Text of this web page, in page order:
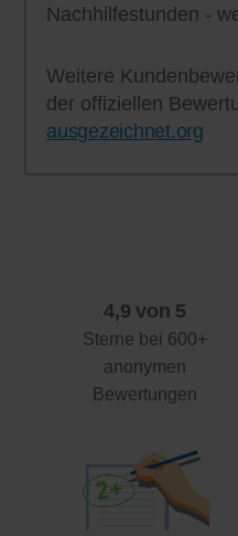
Nachhilfestunden -
Weitere
der offiziellen
ausgezeichnet.org
4,9 von 5
Sterne bei 600+
anonymen
Bewertungen